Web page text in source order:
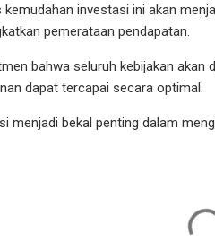
investasi ini akan
pemerataan pendapatan.
bahwa seluruh kebijakan akan
dapat tercapai secara optimal.
menjadi bekal penting dalam